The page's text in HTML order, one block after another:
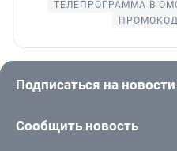
ТЕЛЕПРОГРАММА В
Подписаться на новости
Сообщить новость